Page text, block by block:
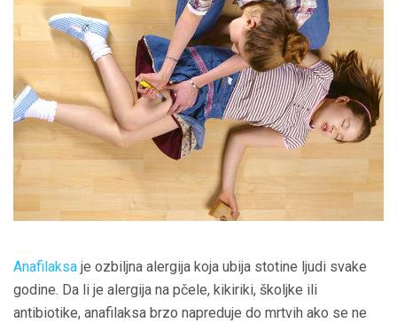
Anafilaksa je ozbiljna alergija koja ubija stotine ljudi svake
godine. Da li je alergija na pčele, kikiriki, školjke ili
antibiotike, anafilaksa brzo napreduje do mrtvih ako se ne